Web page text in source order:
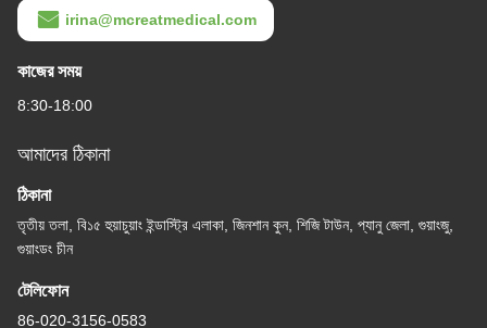
irina@mcreatmedical.com
কাজের সময়
8:30-18:00
আমাদের ঠিকানা
ঠিকানা
তৃতীয় তলা, বি১৫ হুয়াচুয়াং ইন্ডাস্ট্রি এলাকা, জিনশান কুন, শিজি টাউন, প্যানু জেলা, গুয়াংজু,
গুয়াংডং চীন
টেলিফোন
86-020-3156-0583